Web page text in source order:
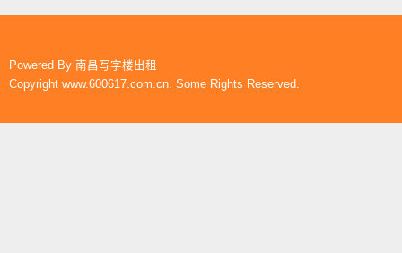
Powered By 南昌写字楼出租
Copyright www.600617.com.cn. Some Rights Reserved.